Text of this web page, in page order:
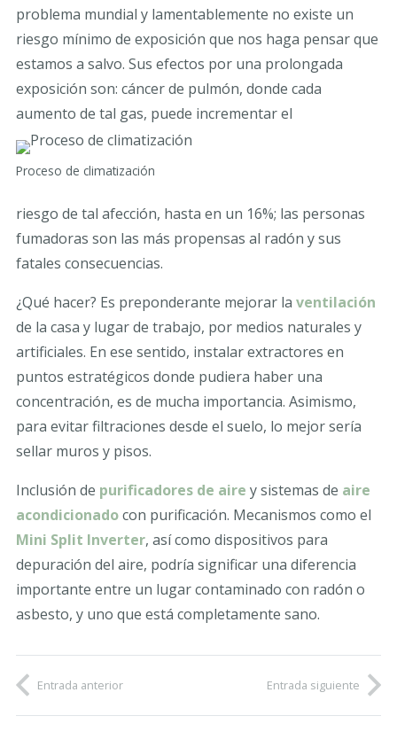
problema mundial y lamentablemente no existe un
riesgo mínimo de exposición que nos haga pensar que
estamos a salvo. Sus efectos por una prolongada
exposición son: cáncer de pulmón, donde cada
aumento de tal gas, puede incrementar el
Proceso de climatización
riesgo de tal afección, hasta en un 16%; las personas
fumadoras son las más propensas al radón y sus
fatales consecuencias.
¿Qué hacer? Es preponderante mejorar la ventilación
de la casa y lugar de trabajo, por medios naturales y
artificiales. En ese sentido, instalar extractores en
puntos estratégicos donde pudiera haber una
concentración, es de mucha importancia. Asimismo,
para evitar filtraciones desde el suelo, lo mejor sería
sellar muros y pisos.
Inclusión de purificadores de aire y sistemas de aire
acondicionadocon purificación. Mecanismos como el
Mini Split Inverter, así como dispositivos para
depuración del aire, podría significar una diferencia
importante entre un lugar contaminado con radón o
asbesto, y uno que está completamente sano.
Entrada anterior Entrada siguiente